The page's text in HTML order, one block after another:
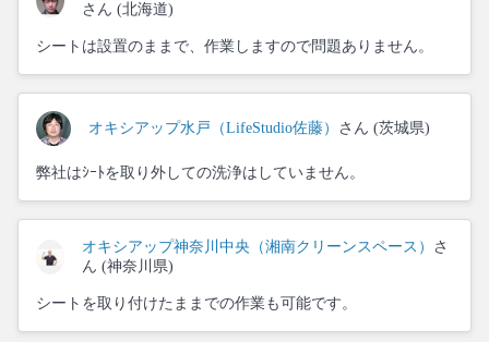
さん (北海道)
シートは設置のままで、作業しますので問題ありません。
オキシアップ水戸（LifeStudio佐藤） さん (茨城県)
弊社はｼｰﾄを取り外しての洗浄はしていません。
オキシアップ神奈川中央（湘南クリーンスペース）
さ
ん (神奈川県)
シートを取り付けたままでの作業も可能です。